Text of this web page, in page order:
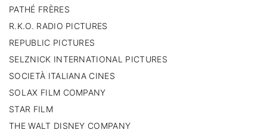
PATHÉ FRÈRES
R.K.O. RADIO PICTURES
REPUBLIC PICTURES
SELZNICK INTERNATIONAL PICTURES
SOCIETÀ ITALIANA CINES
SOLAX FILM COMPANY
STAR FILM
THE WALT DISNEY COMPANY